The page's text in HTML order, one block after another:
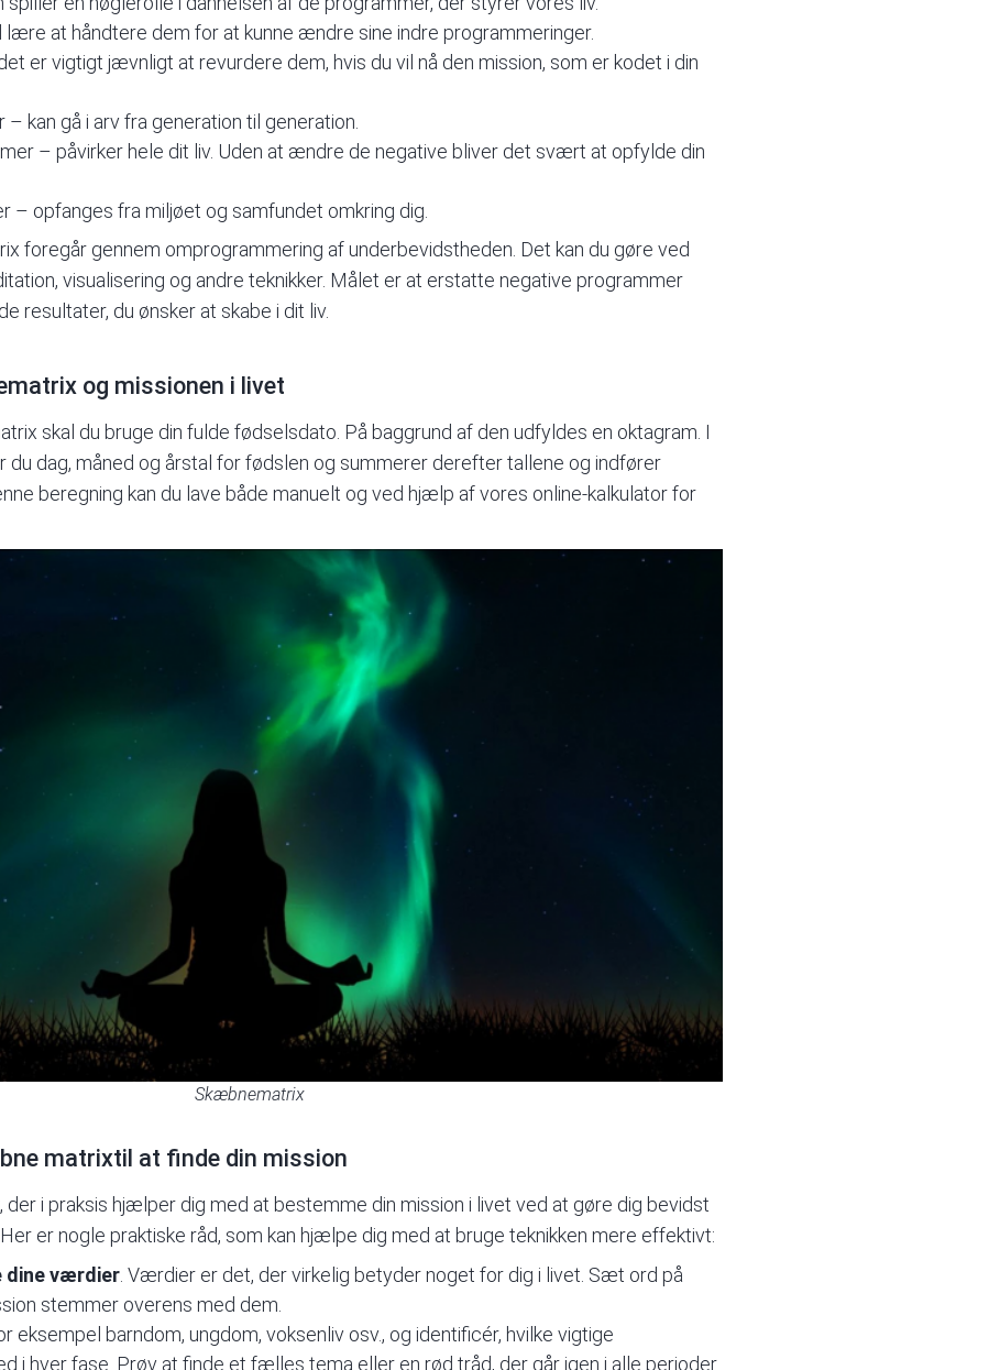
lære at håndtere dem for at kunne ændre sine indre programmeringer.
er vigtigt jævnligt at revurdere dem, hvis du vil nå den mission, som er kodet i din
– kan gå i arv fra generation til generation.
– påvirker hele dit liv. Uden at ændre de negative bliver det svært at opfylde din
– opfanges fra miljøet og samfundet omkring dig.
foregår gennem omprogrammering af underbevidstheden. Det kan du gøre ved
visualisering og andre teknikker. Målet er at erstatte negative programmer
resultater, du ønsker at skabe i dit liv.
og missionen i livet
skal du bruge din fulde fødselsdato. På baggrund af den udfyldes en oktagram. I
du dag, måned og årstal for fødslen og summerer derefter tallene og indfører
beregning kan du lave både manuelt og ved hjælp af vores online-kalkulator for
Skæbnematrix
matrixtil at finde din mission
i praksis hjælper dig med at bestemme din mission i livet ved at gøre dig bevidst
er nogle praktiske råd, som kan hjælpe dig med at bruge teknikken mere effektivt:
dine værdier . Værdier er det, der virkelig betyder noget for dig i livet. Sæt ord på
stemmer overens med dem.
eksempel barndom, ungdom, voksenliv osv., og identificér, hvilke vigtige
i hver fase. Prøv at finde et fælles tema eller en rød tråd, der går igen i alle perioder.